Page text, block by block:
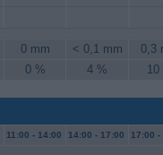
0 mm < 0,1 mm
0,3
0 % 4 % 10
11:00 - 14:00 14:00 - 17:00 17:00 -